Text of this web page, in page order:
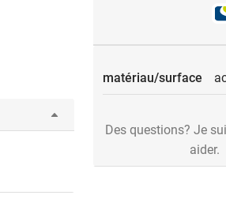
matériau/surface
Des questions? Je
aider.